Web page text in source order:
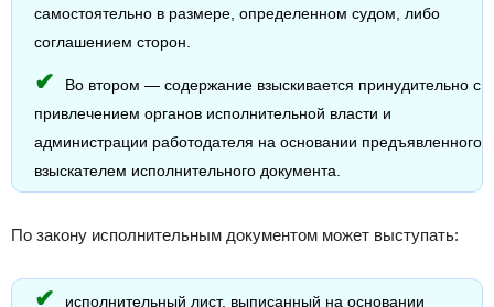
самостоятельно в размере, определенном судом, либо
соглашением сторон.
Во втором — содержание взыскивается принудительно с
привлечением органов исполнительной власти и
администрации работодателя на основании предъявленного
взыскателем исполнительного документа.
По закону исполнительным документом может выступать:
исполнительный лист, выписанный на основании